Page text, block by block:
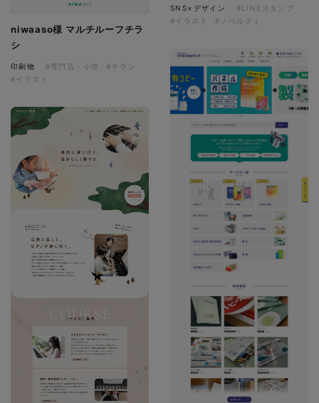
niwaaso様 マルチルーフチラ
シ
印刷物 #専門店・小売
#チラシ
#イラスト
SNS×デザイン
#LINEスタンプ
#イラスト
#ノベルティ